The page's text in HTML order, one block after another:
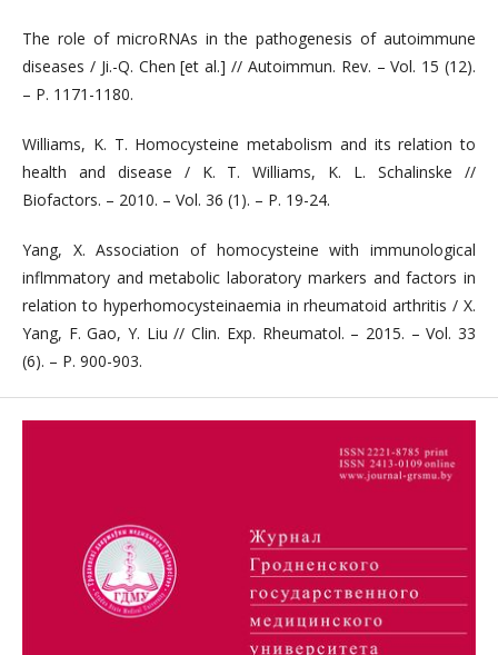
The role of microRNAs in the pathogenesis of autoimmune
diseases / Ji.-Q. Chen [et al.] // Autoimmun. Rev. – Vol. 15 (12).
– P. 1171-1180.
Williams, K. T. Homocysteine metabolism and its relation to
health and disease / K. T. Williams, K. L. Schalinske //
Biofactors. – 2010. – Vol. 36 (1). – P. 19-24.
Yang, X. Association of homocysteine with immunological
inflmmatory and metabolic laboratory markers and factors in
relation to hyperhomocysteinaemia in rheumatoid arthritis / X.
Yang, F. Gao, Y. Liu // Clin. Exp. Rheumatol. – 2015. – Vol. 33
(6). – P. 900-903.